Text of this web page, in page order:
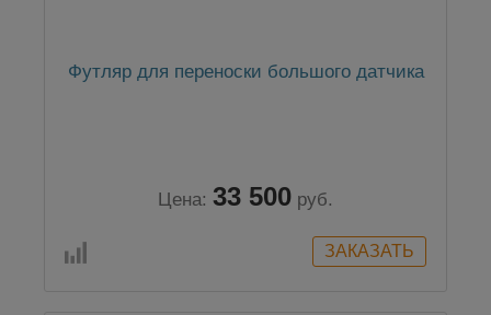
Футляр для переноски большого датчика
Цена: 33 500 руб.